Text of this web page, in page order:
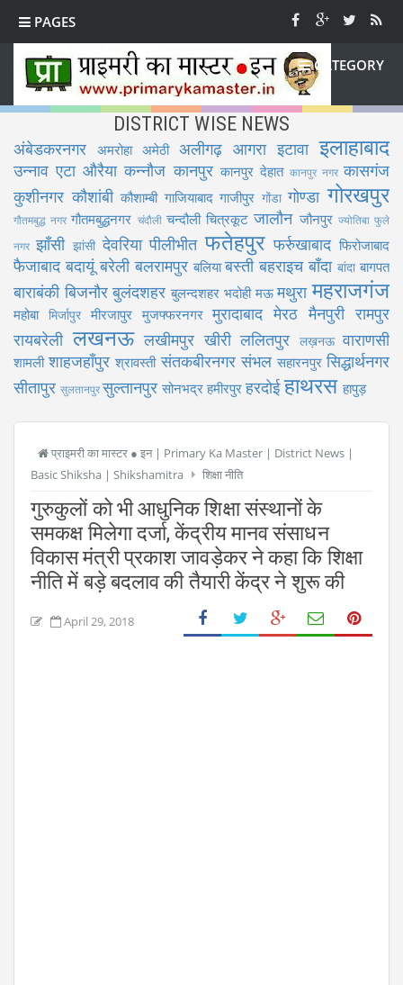
PAGES
CATEGORY
DISTRICT WISE NEWS
अंबेडकरनगर अमरोहा अमेठी अलीगढ़ आगरा इटावा इलाहाबाद
उन्नाव एटा औरैया कन्नौज कानपुर कानपुर देहात कानपुर नगर कासगंज
कुशीनगर कौशांबी कौशाम्बी गाजियाबाद गाजीपुर गोंडा गोण्डा गोरखपुर
गौतमबुद्ध नगर गौतमबुद्धनगर चंदौली चन्दौली चित्रकूट जालौन जौनपुर ज्योतिबा फुले
नगर झाँसी झांसी देवरिया पीलीभीत फतेहपुर फर्रुखाबाद फिरोजाबाद
फैजाबाद बदायूं बरेली बलरामपुर बलिया बस्ती बहराइच बाँदा बांदा बागपत
बाराबंकी बिजनौर बुलंदशहर बुलन्दशहर भदोही मऊ मथुरा महराजगंज
महोबा मिर्जापुर मीरजापुर मुजफ्फरनगर मुरादाबाद मेरठ मैनपुरी रामपुर
रायबरेली लखनऊ लखीमपुर खीरी ललितपुर लख़नऊ वाराणसी
शामली शाहजहाँपुर श्रावस्ती संतकबीरनगर संभल सहारनपुर सिद्धार्थनगर
सीतापुर सुलतानपुरसुल्तानपुर सोनभद्र हमीरपुर हरदोई हाथरस हापुड़
प्राइमरी का मास्टर ● इन | Primary Ka Master | District News |
Basic Shiksha | Shikshamitra
शिक्षा नीति
गुरुकुलों को भी आधुनिक शिक्षा संस्थानों के
समकक्ष मिलेगा दर्जा, केंद्रीय मानव संसाधन
विकास मंत्री प्रकाश जावड़ेकर ने कहा कि शिक्षा
नीति में बड़े बदलाव की तैयारी केंद्र ने शुरू की
April 29, 2018